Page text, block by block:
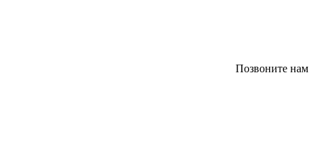
Позвоните нам